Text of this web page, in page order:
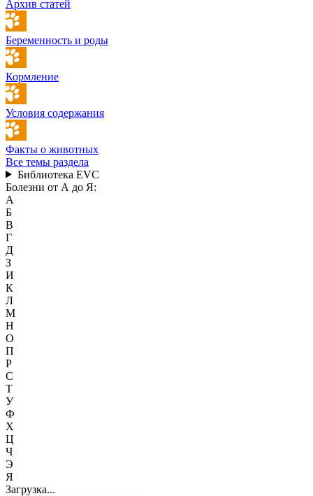
Архив статей
Беременность и роды
Кормление
Условия содержания
Факты о животных
Все темы раздела
Библиотека EVC
Болезни от А до Я:
А
Б
В
Г
Д
З
И
К
Л
М
Н
О
П
Р
С
Т
У
Ф
Х
Ц
Ч
Э
Я
Загрузка...